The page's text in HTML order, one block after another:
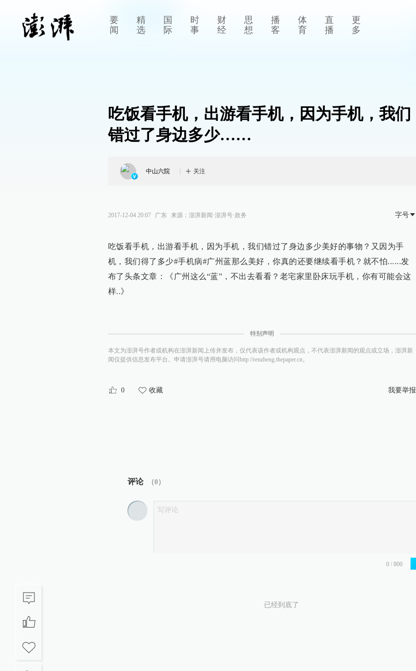
要
闻
精
选
国
际
时
事
财
经
思
想
播
客
体
育
直
播
更
多
吃饭看手机，出游看手机，因为手机，我们
错过了身边多少……
中山六院 关注
2017-12-04 20:07 广东 来源： 澎湃新闻·澎湃号·政务 字号
吃饭看手机，出游看手机，因为手机，我们错过了身边多少美好的事物？又因为手
机，我们得了多少#手机病#广州蓝那么美好，你真的还要继续看手机？就不怕......发
布了头条文章：《广州这么“蓝”，不出去看看？老宅家里卧床玩手机，你有可能会这
样..》
特别声明
本文为澎湃号作者或机构在澎湃新闻上传并发布，仅代表该作者或机构观点，不代表澎湃新闻的观点或立场，澎湃新
闻仅提供信息发布平台。申请澎湃号请用电脑访问http://renzheng.thepaper.cn。
0 收藏 我要举报
评论 （0）
已经到底了